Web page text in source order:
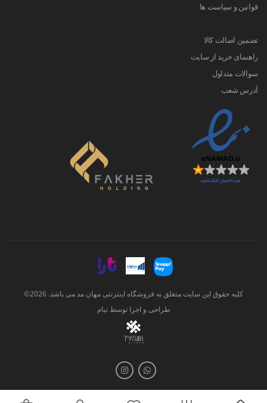
قوانین و سیاست ها
تضمین اصالت کالا
راهنمای خرید از سایت
سوالات متداول
آدرس شعب
کلیه حقوق این سایت متعلق به فروشگاه اینترنتی مهان مد می باشد. 2026©
طراحی و اجرا توسطتیام